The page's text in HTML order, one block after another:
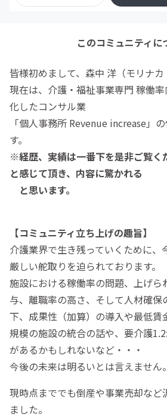
このコミュニティに
皆様初めまして、森中 洋（モリナカ
現在は、介護・福祉事業専門 稼働
化したコンサル業
「個人事務所 Revenue increase」
す。
※経歴、実績は一番下を是非ご覧く
と感じて頂き、内容に驚かれる
と思います。
【コミュニティ立ち上げの趣旨】
介護業界で生き残っていくために、
厳しい舵取りを迫られております。
施設における稼働率の問題、上げら
与、離職率の高さ、そして人材確保
下、成果性（加算）の導入や最低賃
規模の施設の統合の話や、要介護
があるかもしれないなど・・・
今後の未来は明るいとは言えません。
現時点まででも倒産や事業売却など
ました。